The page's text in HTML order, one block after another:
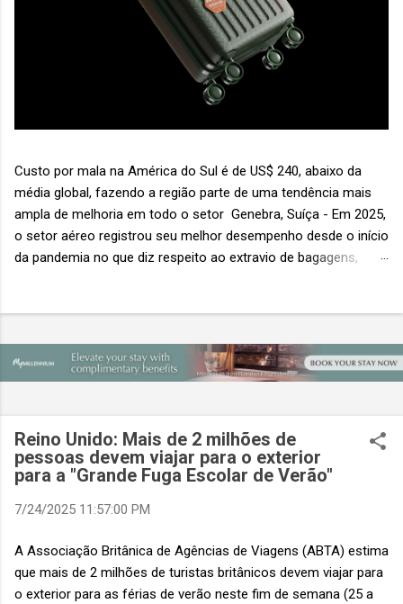
Custo por mala na América do Sul é de US$ 240, abaixo da
média global, fazendo a região parte de uma tendência mais
ampla de melhoria em todo o setor Genebra, Suíça - Em 2025,
o setor aéreo registrou seu melhor desempenho desde o início
da pandemia no que diz respeito ao extravio de bagagens,
“Baggage IT Insights” de 2026 da SITA, a 20ª edição anual
desse importante estudo de referência à indústria. (© SITA)
custa ao setor US$ 6,3 bilhões anualmente. Cada mala
extraviada acarreta um custo médio de US$ 260. Com um
lucro líquido médio de apenas US$ 8 por passageiro, uma mala
cinco anulam o lucro de um voo inteiro. O núme...
Reino Unido: Mais de 2 milhões de
pessoas devem viajar para o exterior
para a "Grande Fuga Escolar de Verão"
7/24/2025 11:57:00 PM
A Associação Britânica de Agências de Viagens (ABTA) estima
que mais de 2 milhões de turistas britânicos devem viajar para
o exterior para as férias de verão neste fim de semana (25 a